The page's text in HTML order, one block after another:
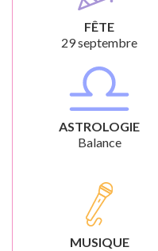
FÊTE
29 septembre
ASTROLOGIE
Balance
MUSIQUE